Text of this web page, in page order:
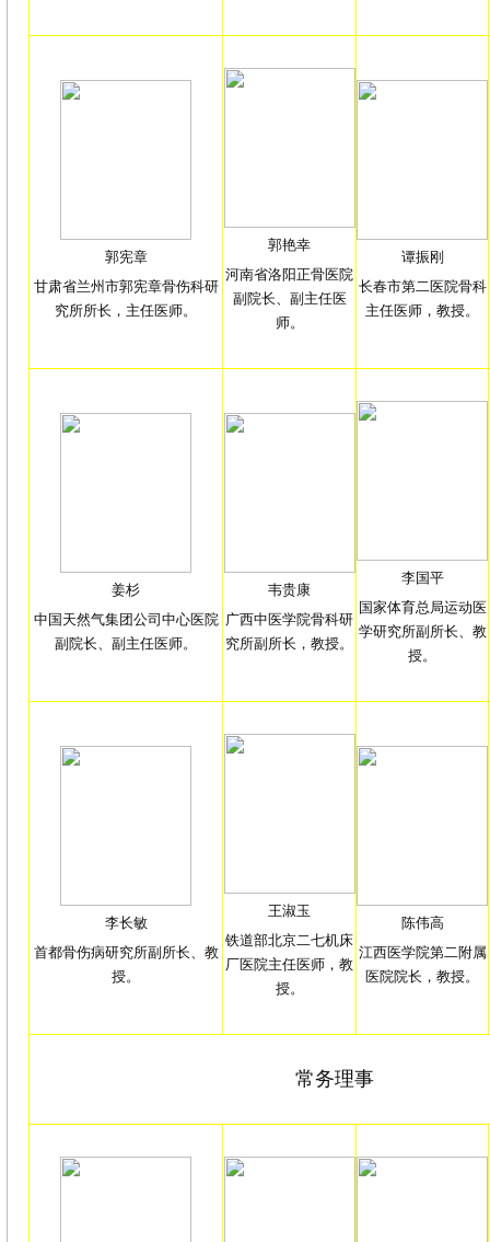
郭宪章
甘肃省兰州市郭宪章骨伤科研
究所所长，主任医师。
郭艳幸
河南省洛阳正骨医院
副院长、副主任医
师。
谭振刚
长春市第二医院骨科
主任医师，教授。
姜杉
中国天然气集团公司中心医院
副院长、副主任医师。
韦贵康
广西中医学院骨科研
究所副所长，教授。
李国平
国家体育总局运动医
学研究所副所长、教
授。
李长敏
首都骨伤病研究所副所长、教
授。
王淑玉
铁道部北京二七机床
厂医院主任医师，教
授。
陈伟高
江西医学院第二附属
医院院长，教授。
常务理事